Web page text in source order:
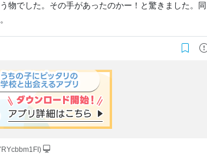
物でした。その手があったのかー！と驚きました。同